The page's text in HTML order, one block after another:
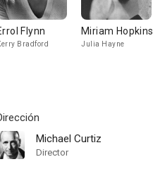
Flynn
Bradford
Miriam Hopkins
Julia Hayne
Michael Curtiz
Director